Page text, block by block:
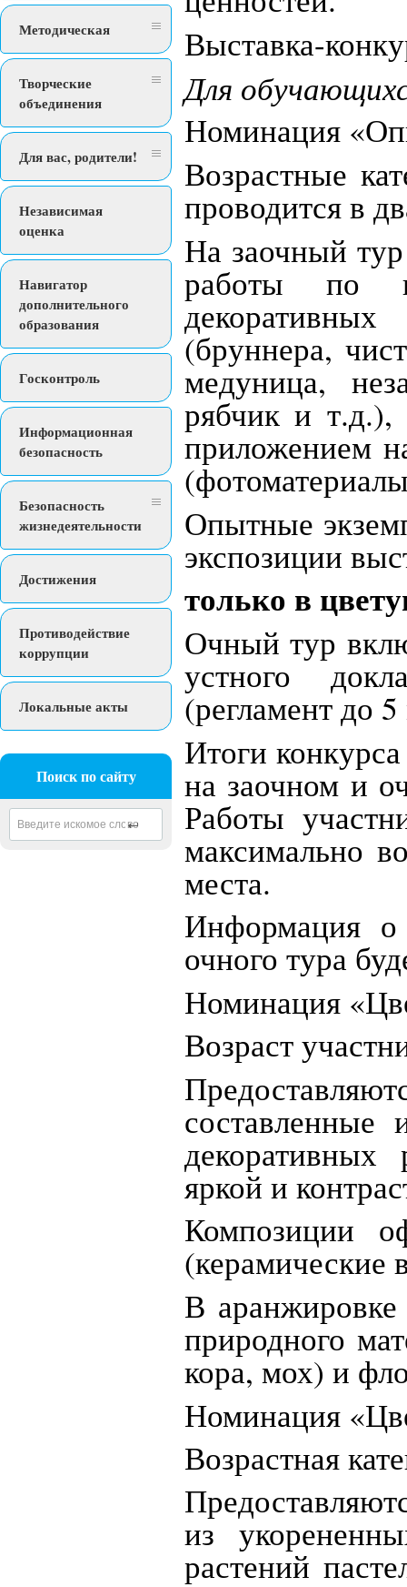
Методическая
Творческие
объединения
Для вас, родители!
Независимая
оценка
Навигатор
дополнительного
образования
Госконтроль
Информационная
безопасность
Безопасность
жизнедеятельности
Достижения
Противодействие
коррупции
Локальные акты
Поиск по сайту
Выставка-
Для
Номинация
Возрастные
проводится в
На заочный
работы по
(бруннера,
медуница,
рябчик и т.д.),
приложением
Опытные
экспозиции
только в
Очный тур
устного
(регламент до
Итоги
на заочном и
Работы
максимально
места.
Информация о
очного тура
Номинация
Возраст
составленные
декоративных
яркой и
Композиции
(керамические
В аранжировке
природного
кора, мох) и
Номинация
Возрастная
из
растений